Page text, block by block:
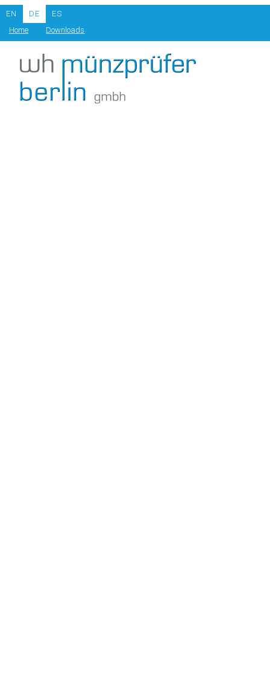
EN DE
ES
Home
Downloads